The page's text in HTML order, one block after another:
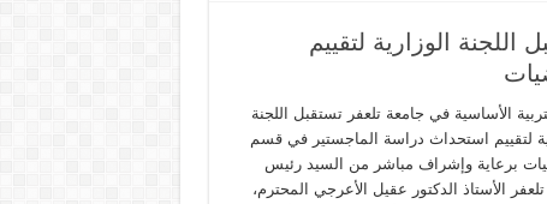
الوزارية لتقييم
الأساسية في جامعة تلعفر تستقبل اللجنة
لتقييم استحداث دراسة الماجستير في قسم
برعاية وإشراف مباشر من السيد رئيس
الأستاذ الدكتور عقيل الأعرجي المحترم،